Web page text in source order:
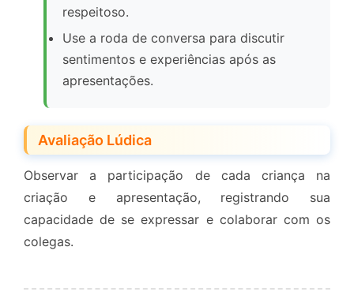
respeitoso.
Use a roda de conversa para discutir
sentimentos e experiências após as
apresentações.
Avaliação Lúdica
Observar a participação de cada criança na
criação e apresentação, registrando sua
capacidade de se expressar e colaborar com os
colegas.